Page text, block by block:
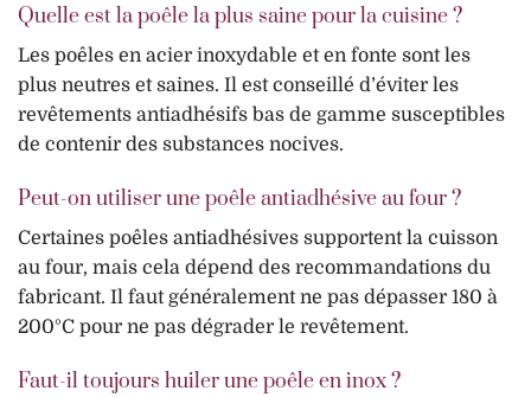
Quelle est la poêle la plus saine pour la cuisine ?
Les poêles en acier inoxydable et en fonte sont les
plus neutres et saines. Il est conseillé d’éviter les
revêtements antiadhésifs bas de gamme susceptibles
de contenir des substances nocives.
Peut-on utiliser une poêle antiadhésive au four ?
Certaines poêles antiadhésives supportent la cuisson
au four, mais cela dépend des recommandations du
fabricant. Il faut généralement ne pas dépasser 180 à
200°C pour ne pas dégrader le revêtement.
Faut-il toujours huiler une poêle en inox ?